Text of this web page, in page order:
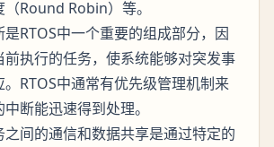
Round Robin）等。
是RTOS中一个重要的组成部分，因
前执行的任务，使系统能够对突发事
RTOS中通常有优先级管理机制来
断能迅速得到处理。
之间的通信和数据共享是通过特定的